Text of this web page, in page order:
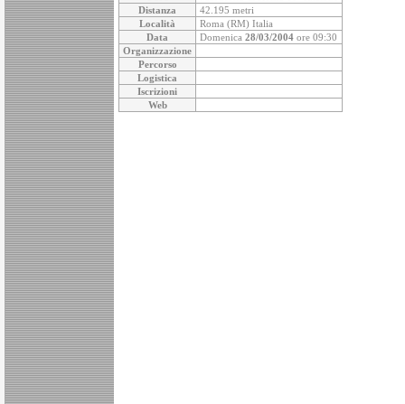
Distanza
42.195 metri
Località
Roma (RM) Italia
Data
Domenica 28/03/2004 ore 09:30
Organizzazione
Percorso
Logistica
Iscrizioni
Web